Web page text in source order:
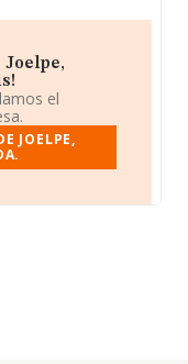
el
JOELPE,